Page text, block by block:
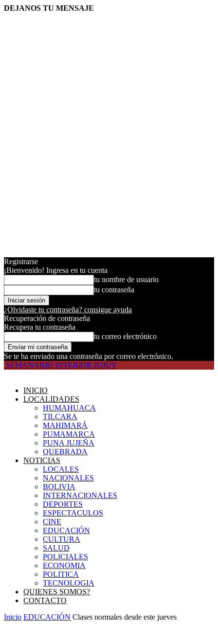
DEJANOS TU MENSAJE
Registrarse
¡Bienvenido! Ingresa en tu cuenta
tu nombre de usuario
tu contraseña
¿Olvidaste tu contraseña? consigue ayuda
Recuperación de contraseña
Recupera tu contraseña
tu correo electrónico
Se te ha enviado una contraseña por correo electrónico.
SEMANARIO INTERIOR JUJUY
INICIO
LOCALIDADES
HUMAHUACA
TILCARA
MAHIMARÁ
PUMAMARCA
PUNA JUJEÑA
QUEBRADA
NOTICIAS
LOCALES
NACIONALES
BOLIVIA
INTERNACIONALES
DEPORTES
ESPECTACULOS
CINE
EDUCACIÓN
CULTURA
SALUD
POLICIALES
ECONOMIA
POLITICA
TECNOLOGIA
QUIENES SOMOS?
CONTACTO
Inicio EDUCACIÓN Clases normales desde este jueves